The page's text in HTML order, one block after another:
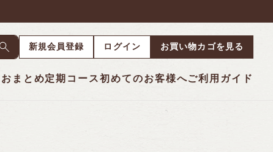
新規会員登録 ログイン お買い物カゴを見る
おまとめ定期コース初めてのお客様へご利用ガイド